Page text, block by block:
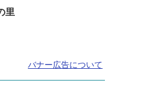
里
バナー広告について